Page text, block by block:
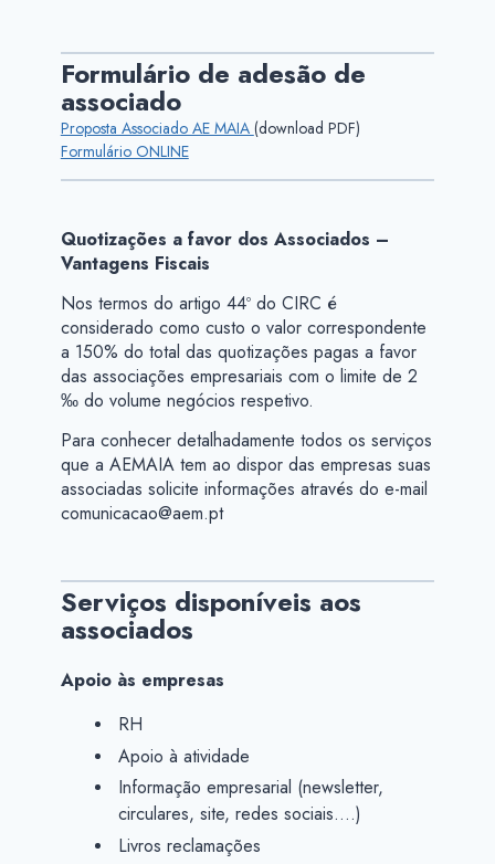
Formulário de adesão de
associado
Proposta Associado AE MAIA (download PDF)
Formulário ONLINE
Quotizações a favor dos Associados –
Vantagens Fiscais
Nos termos do artigo 44º do CIRC é
considerado como custo o valor correspondente
a 150% do total das quotizações pagas a favor
das associações empresariais com o limite de 2
‰ do volume negócios respetivo.
Para conhecer detalhadamente todos os serviços
que a AEMAIA tem ao dispor das empresas suas
associadas solicite informações através do e-mail
comunicacao@aem.pt
Serviços disponíveis aos
associados
Apoio às empresas
RH
Apoio à atividade
Informação empresarial (newsletter,
circulares, site, redes sociais….)
Livros reclamações